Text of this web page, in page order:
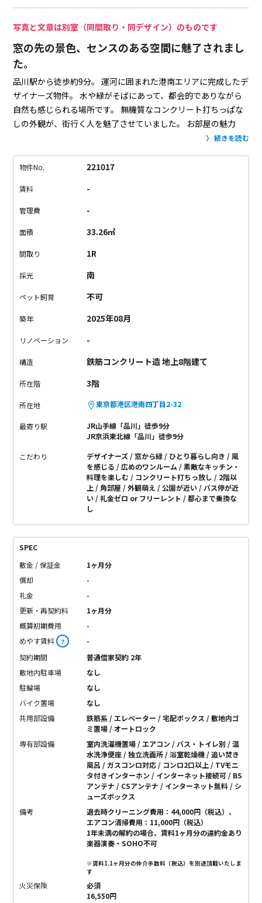
写真と文章は別室（同間取り・同デザイン）のものです
窓の先の景色、センスのある空間に魅了されまし
た。
品川駅から徒歩約9分。 運河に囲まれた港南エリアに完成したデ
ザイナーズ物件。 水や緑がそばにあって、都会的でありながら
自然も感じられる場所です。
無機質なコンクリート打ちっぱな
しの外観が、街行く人を魅了させていました。
お部屋の魅力
窓いっぱいに広がる海洋大学の豊かな緑
やかな質感と、木目の温かさが同居する空間。
がつながっていて、回遊性ある間取り。
感が出るような設計に惹かれました。
続きを読む
物件No. 221017
賃料 -
管理費 -
面積 33.26㎡
間取り 1R
採光 南
ペット飼育 不可
築年 2025年08月
リノベーション -
構造 鉄筋コンクリート造 地上8階建て
所在階 3階
所在地 東京都港区港南四丁目2-32
最寄り駅
JR山手線「品川」徒歩9分
JR京浜東北線「品川」徒歩9分
こだわり デザイナーズ 窓から緑 ひとり暮らし向き
風
を感じる
広めのワンルーム
素敵なキッチン・
料理を楽しむ
コンクリート打ちっ放し
2階以
上
角部屋 外観萌え 公園が近い
バス停が近
い
礼金ゼロ or フリーレント
都心まで乗換な
し
SPEC
敷金 / 保証金
1ヶ月分
償却
-
礼金
-
更新・再契約料
1ヶ月分
概算初期費用
-
めやす賃料 ？
-
契約期間
普通借家契約 2年
敷地内駐車場
なし
駐輪場
なし
バイク置場
なし
共用部設備
鉄筋系 / エレベーター / 宅配ボックス / 敷地内ゴ
ミ置場 / オートロック
専有部設備
室内洗濯機置場 / エアコン / バス・トイレ別 / 温
水洗浄便座 / 独立洗面所 / 浴室乾燥機 / 追い焚き
風呂 / ガスコンロ対応 / コンロ2口以上 / TVモニ
タ付きインターホン / インターネット接続可 / BS
アンテナ / CSアンテナ / インターネット無料 / シ
ューズボックス
備考
退去時クリーニング費用：44,000円（税込）、
エアコン清掃費用：11,000円（税込）
1年未満の解約の場合、賃料1ヶ月分の違約金あり
楽器演奏・SOHO不可
※賃料1.1ヶ月分の仲介手数料（税込）を別途頂戴いたしま
す
火災保険
必須
16,550円